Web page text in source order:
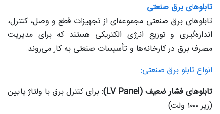
تابلوهای برق صنعتی
تابلوهای برق صنعتی مجموعه‌ای از تجهیزات قطع و وصل، کنترل،
اندازه‌گیری و توزیع انرژی الکتریکی هستند که برای مدیریت
مصرف برق در کارخانه‌ها و تأسیسات صنعتی به کار می‌روند.
انواع تابلو برق صنعتی:
تابلوهای فشار ضعیف (LV Panel):
برای کنترل برق با ولتاژ پایین
(زیر ۱۰۰۰ ولت)